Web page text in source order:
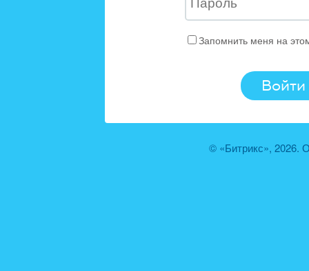
Запомнить меня на
© «Битрикс», 2026.